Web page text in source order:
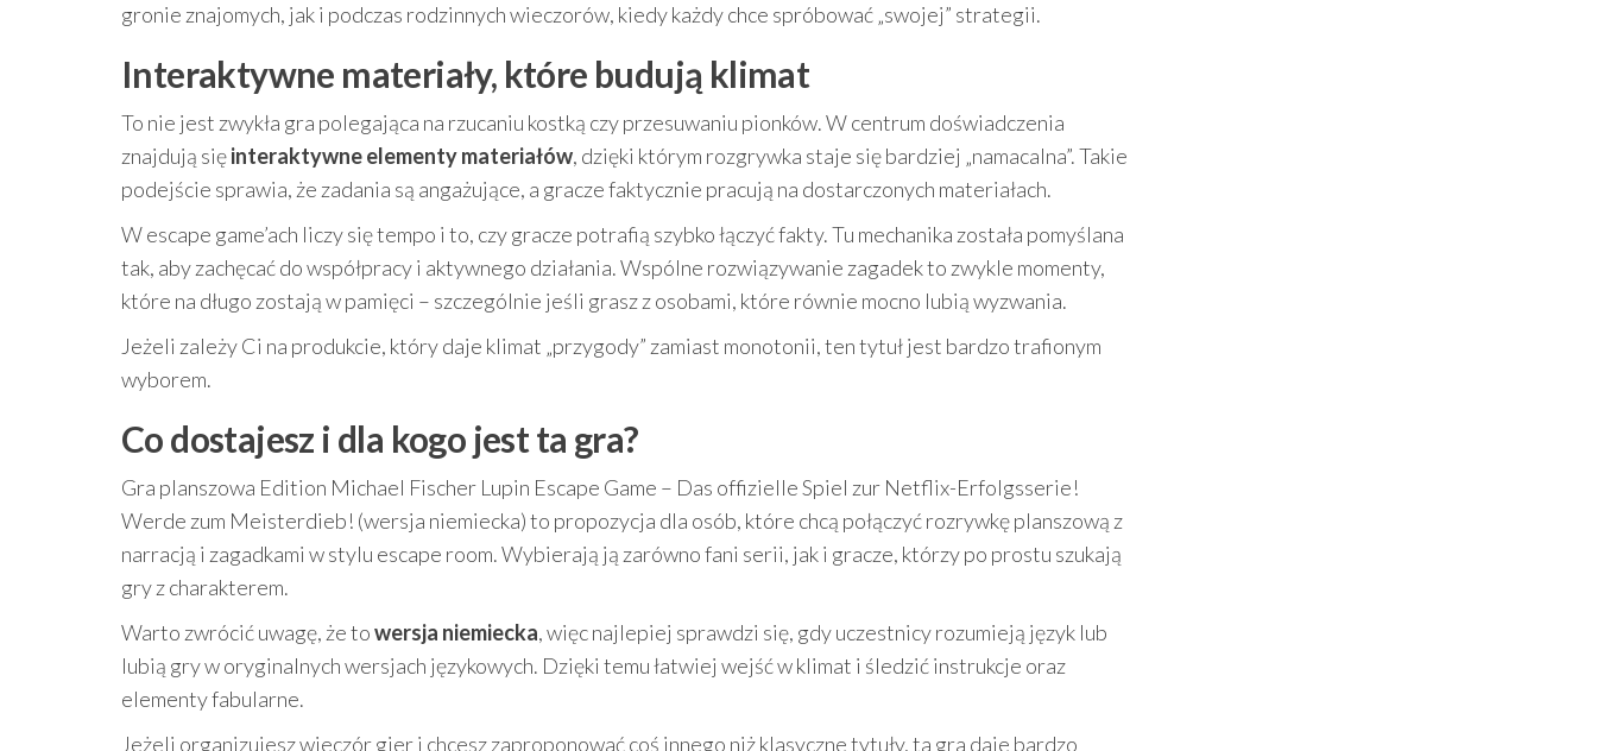
gronie znajomych, jak i podczas rodzinnych wieczorów, kiedy każdy chce spróbować „swojej” strategii.
Interaktywne materiały, które budują klimat
To nie jest zwykła gra polegająca na rzucaniu kostką czy przesuwaniu pionków. W centrum doświadczenia
znajdują sięinteraktywne elementy materiałów, dzięki którym rozgrywka staje się bardziej „namacalna”. Takie
podejście sprawia, że zadania są angażujące, a gracze faktycznie pracują na dostarczonych materiałach.
W escape game’ach liczy się tempo i to, czy gracze potrafią szybko łączyć fakty. Tu mechanika została pomyślana
tak, aby zachęcać do współpracy i aktywnego działania. Wspólne rozwiązywanie zagadek to zwykle momenty,
które na długo zostają w pamięci – szczególnie jeśli grasz z osobami, które równie mocno lubią wyzwania.
Jeżeli zależy Ci na produkcie, który daje klimat „przygody” zamiast monotonii, ten tytuł jest bardzo trafionym
wyborem.
Co dostajesz i dla kogo jest ta gra?
Gra planszowa Edition Michael Fischer Lupin Escape Game – Das offizielle Spiel zur Netflix-Erfolgsserie!
Werde zum Meisterdieb! (wersja niemiecka) to propozycja dla osób, które chcą połączyć rozrywkę planszową z
narracją i zagadkami w stylu escape room. Wybierają ją zarówno fani serii, jak i gracze, którzy po prostu szukają
gry z charakterem.
Warto zwrócić uwagę, że towersja niemiecka, więc najlepiej sprawdzi się, gdy uczestnicy rozumieją język lub
lubią gry w oryginalnych wersjach językowych. Dzięki temu łatwiej wejść w klimat i śledzić instrukcje oraz
elementy fabularne.
Jeżeli organizujesz wieczór gier i chcesz zaproponować coś innego niż klasyczne tytuły, ta gra daje bardzo